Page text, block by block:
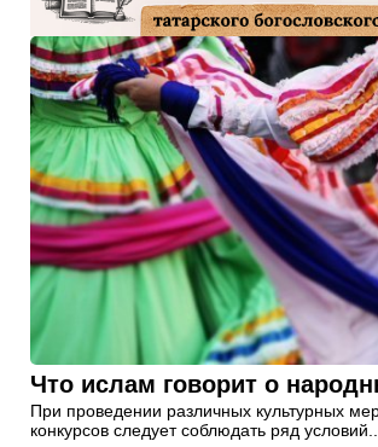
Что ислам говорит о
При проведении различных культурных
конкурсов следует соблюдать ряд условий...